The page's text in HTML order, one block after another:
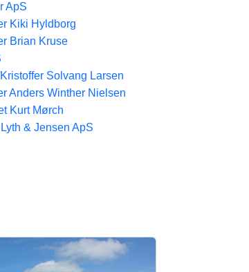
ApS
Kiki Hyldborg
Brian Kruse
Solvang Larsen
Anders Winther Nielsen
Kurt Mørch
& Jensen ApS